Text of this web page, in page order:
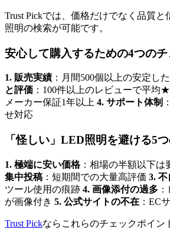
Trust Pickでは、価格だけでなく品質
照明の検索が可能です。
安心して購入するための4つの
1. 販売実績 ：月間500個以上の安定し
と評価 ：100件以上のレビューで平均
メーカー保証1年以上 4. サポート体制
せ対応
「怪しい」LED照明を避ける5
1. 極端に安い価格：相場の半額以下は
集中投稿 ：短期間での大量高評価 3.
ツール使用の痕跡 4. 画像添付の過多
が画像付き 5. 公式サイトの不在 ：EC
Trust Pickならこれらのチェックポイン